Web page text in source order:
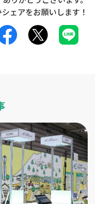
シェアをお願いします！